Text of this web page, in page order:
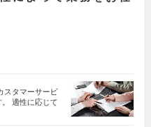
スタマーサービ
適性に応じて